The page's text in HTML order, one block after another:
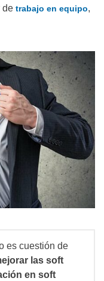
de trabajo en equipo,
es cuestión de
las soft
en soft